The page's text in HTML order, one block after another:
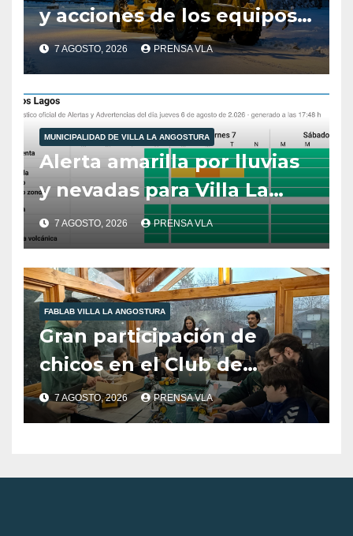
y acciones de los equipos
municipales – Villa La
Angostura – 7 de agosto –
10:00 hs
7 AGOSTO, 2026 PRENSA VLA
MUNICIPALIDAD DE VILLA LA ANGOSTURA
Alerta amarilla por lluvias
y nevadas para Villa La
Angostura.
7 AGOSTO, 2026 PRENSA VLA
FABLAB VILLA LA ANGOSTURA
Gran participación de
chicos en el Club de
Robótica de FabLab
Angostura.
7 AGOSTO, 2026 PRENSA VLA